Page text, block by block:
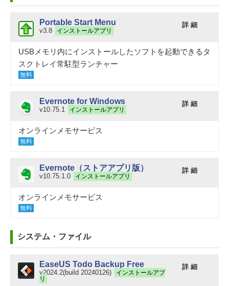
Portable Start Menu
v3.8 インストールアプリ
詳 細
USBメモリ内にインストールしたソフトを起動できるタ
スクトレイ常駐型ランチャー
無料
Evernote for Windows
v10.75.1 インストールアプリ
詳 細
オンラインメモサービス
無料
Evernote（ストアアプリ版）
v10.75.1.0 インストールアプリ
詳 細
オンラインメモサービス
無料
システム・ファイル
EaseUS Todo Backup Free
v2024.2(build 20240126)
インストールアプ
リ
詳 細